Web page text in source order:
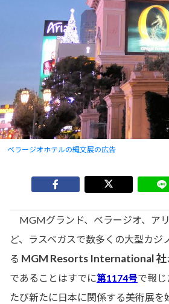
ベラージオホテルの縄文展の広告
MGMグランド、ベラージオ、ア
ど、ラスベガスで数多くの大型カジ
る MGM Resorts International 社
であることはすでに第1174号で報
たび新たに日本に関係する美術展を